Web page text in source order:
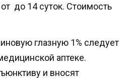
до 14 суток. Стоимость
глазную 1% следует
аптеке.
и вносят